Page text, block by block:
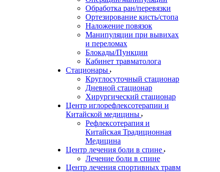
Обработка ран/перевязки
Ортезирование кисть/стопа
Наложение повязок
Манипуляции при вывихах
и переломах
Блокады/Пункции
Кабинет травматолога
Стационары
Круглосуточный стационар
Дневной стационар
Хирургический стационар
Центр иглорефлексотерапии и
Китайской медицины
Рефлексотерапия и
Китайская Традиционная
Медицина
Центр лечения боли в спине
Лечение боли в спине
Центр лечения спортивных травм